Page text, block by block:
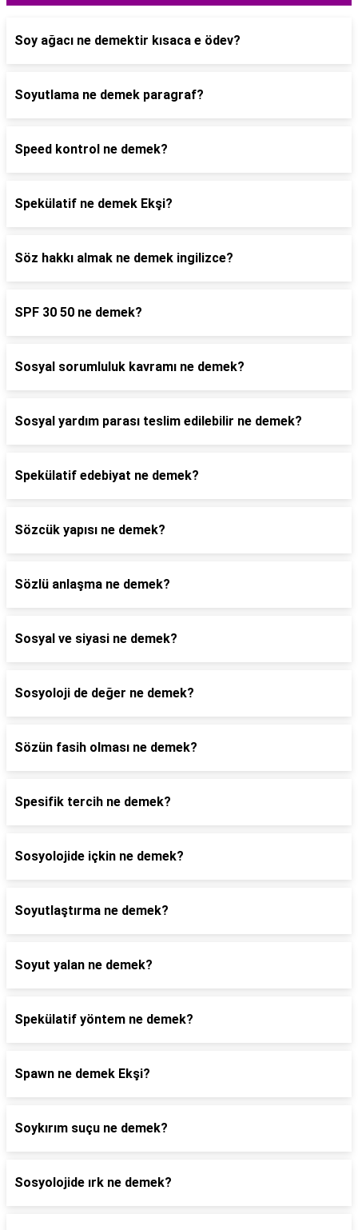
Soy ağacı ne demektir kısaca e ödev?
Soyutlama ne demek paragraf?
Speed kontrol ne demek?
Spekülatif ne demek Ekşi?
Söz hakkı almak ne demek ingilizce?
SPF 30 50 ne demek?
Sosyal sorumluluk kavramı ne demek?
Sosyal yardım parası teslim edilebilir ne demek?
Spekülatif edebiyat ne demek?
Sözcük yapısı ne demek?
Sözlü anlaşma ne demek?
Sosyal ve siyasi ne demek?
Sosyoloji de değer ne demek?
Sözün fasih olması ne demek?
Spesifik tercih ne demek?
Sosyolojide içkin ne demek?
Soyutlaştırma ne demek?
Soyut yalan ne demek?
Spekülatif yöntem ne demek?
Spawn ne demek Ekşi?
Soykırım suçu ne demek?
Sosyolojide ırk ne demek?